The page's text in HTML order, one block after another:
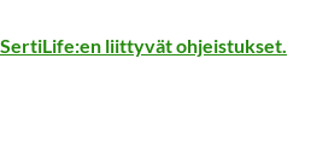
liittyvät ohjeistukset.